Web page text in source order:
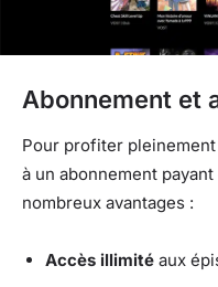
Abonnement et
Pour profiter
à un abonnement
nombreux avantages :
Accès illimité aux